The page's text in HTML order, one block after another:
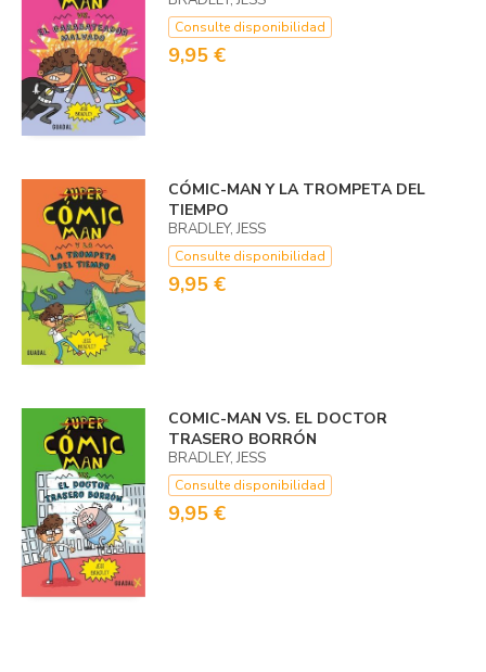
Consulte disponibilidad
9,95 €
CÓMIC-MAN Y LA TROMPETA DEL
TIEMPO
BRADLEY, JESS
Consulte disponibilidad
9,95 €
COMIC-MAN VS. EL DOCTOR
TRASERO BORRÓN
BRADLEY, JESS
Consulte disponibilidad
9,95 €